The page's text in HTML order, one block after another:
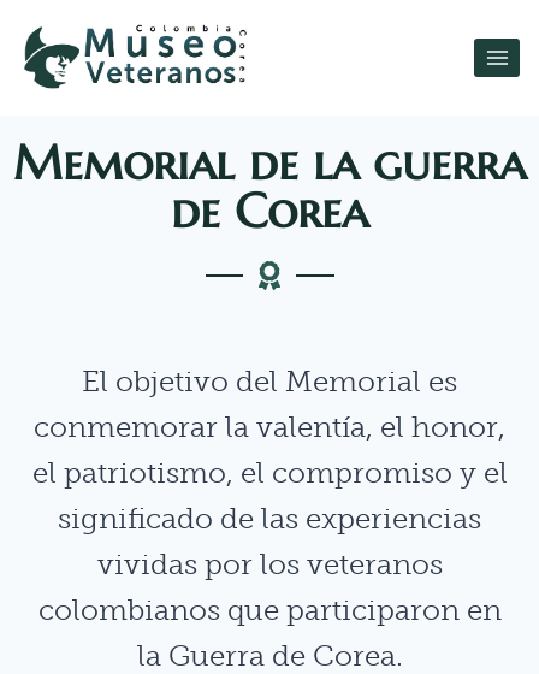
Memorial de la guerra
de Corea
El objetivo del Memorial es
conmemorar la valentía, el honor,
el patriotismo, el compromiso y el
significado de las experiencias
vividas por los veteranos
colombianos que participaron en
la Guerra de Corea.